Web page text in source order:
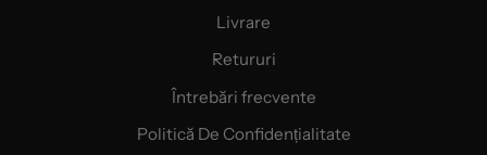
Livrare
Retururi
Întrebări frecvente
Politică De Confidențialitate